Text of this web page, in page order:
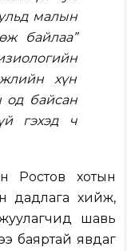
малын
байлаа”
хүн
од байсан
гэхэд ч
Ростов хотын
дадлага хийж,
шавь
баяртай явдаг